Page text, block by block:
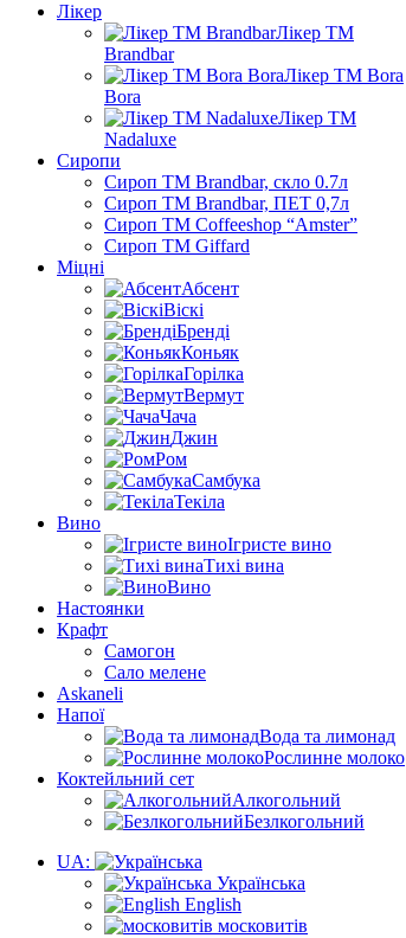
Лікер
Лікер ТМ
Brandbar
Лікер ТМ Bora
Bora
Лікер ТМ
Nadaluxe
Сиропи
Сироп TM Brandbar, скло 0.7л
Сироп TM Brandbar, ПЕТ 0,7л
Сироп TM Coffeeshop “Amster”
Сироп TM Giffard
Міцні
Абсент
Віскі
Бренді
Коньяк
Горілка
Вермут
Чача
Джин
Ром
Самбука
Текіла
Вино
Ігристе вино
Тихі вина
Вино
Настоянки
Крафт
Самогон
Сало мелене
Askaneli
Напої
Вода та лимонад
Рослинне молоко
Коктейльний сет
Алкогольний
Безлкогольний
UA:
Українська
English
московитів